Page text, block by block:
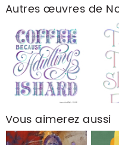
Autres œuvres de
Vous aimerez aussi